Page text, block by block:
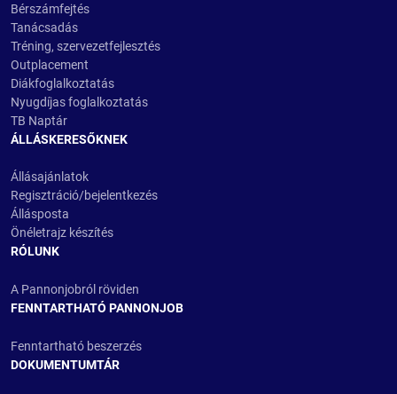
Bérszámfejtés
Tanácsadás
Tréning, szervezetfejlesztés
Outplacement
Diákfoglalkoztatás
Nyugdíjas foglalkoztatás
TB Naptár
ÁLLÁSKERESŐKNEK
Állásajánlatok
Regisztráció/bejelentkezés
Állásposta
Önéletrajz készítés
RÓLUNK
A Pannonjobról röviden
FENNTARTHATÓ PANNONJOB
Fenntartható beszerzés
DOKUMENTUMTÁR